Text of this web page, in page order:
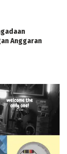
Anggaran